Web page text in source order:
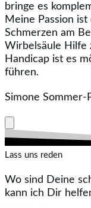
bringe es
Meine Passion
Schmerzen am
Wirbelsäule Hilfe
Handicap ist es
führen.
Simone Sommer-
Lass uns reden
Wo sind Deine
kann ich Dir